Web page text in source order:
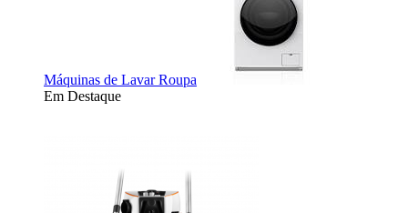
Máquinas de Lavar Roupa
Em Destaque